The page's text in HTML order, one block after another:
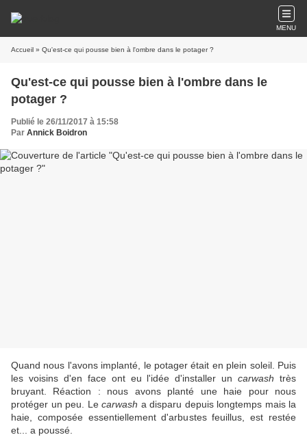
MENU
Accueil » Qu'est-ce qui pousse bien à l'ombre dans le potager ?
Qu'est-ce qui pousse bien à l'ombre dans le
potager ?
Publié le 26/11/2017 à 15:58
Par Annick Boidron
Quand nous l'avons implanté, le potager était en plein soleil. Puis
les voisins d'en face ont eu l'idée d'installer uncarwash très
bruyant. Réaction : nous avons planté une haie pour nous
protéger un peu. Le carwash a disparu depuis longtemps mais la
haie, composée essentiellement d'arbustes feuillus, est restée
et... a poussé.